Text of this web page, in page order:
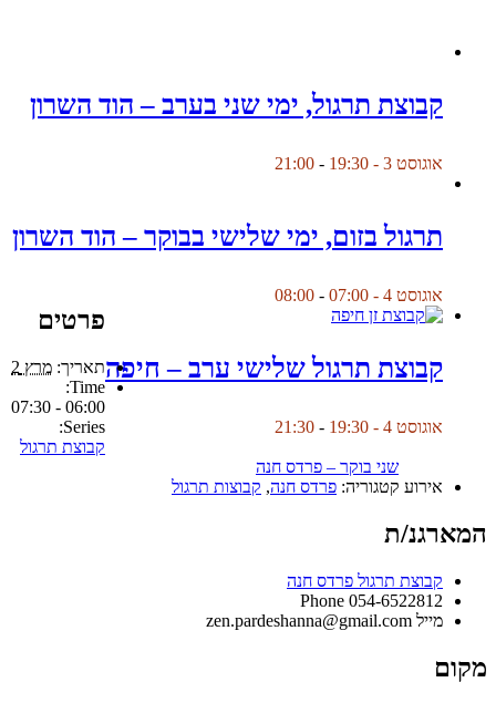
קבוצת תרגול, ימי שני בערב – הוד השרון
אוגוסט 3 - 19:30 -
21:00
תרגול בזום, ימי שלישי בבוקר – הוד השרון
אוגוסט 4 - 07:00 -
08:00
קבוצת תרגול שלישי ערב – חיפה
אוגוסט 4 - 19:30 -
21:30
פרטים
תאריך: מרץ 2
Time:
06:00 - 07:30
Series:
קבוצת תרגול
שני בוקר – פרדס חנה
אירוע קטגוריה: פרדס חנה, קבוצות תרגול
המארגנ/ת
קבוצת תרגול פרדס חנה
Phone 054-6522812
מייל zen.pardeshanna@gmail.com
מקום